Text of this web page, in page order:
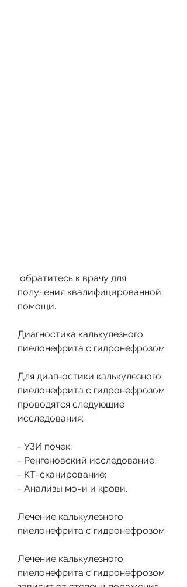
получения квалифицированной
помощи.
Диагностика калькулезного
пиелонефрита с гидронефрозом
Для диагностики калькулезного
пиелонефрита с гидронефрозом
проводятся следующие
исследования:
- УЗИ почек;
- Ренгеновский исследование;
- КТ-сканирование;
- Анализы мочи и крови.
Лечение калькулезного
пиелонефрита с гидронефрозом
Лечение калькулезного
пиелонефрита с гидронефрозом